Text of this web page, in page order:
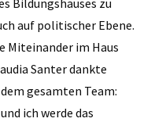
Bildungshauses zu
auf politischer Ebene.
Miteinander im Haus
Santer dankte
gesamten Team:
ich werde das